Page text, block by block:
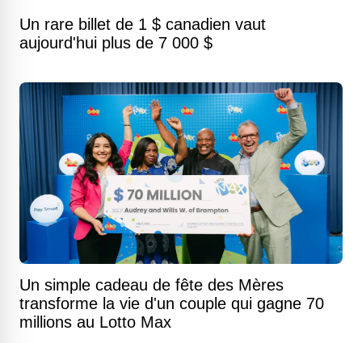
Un rare billet de 1 $ canadien vaut
aujourd'hui plus de 7 000 $
Un simple cadeau de fête des Mères
transforme la vie d'un couple qui gagne 70
millions au Lotto Max